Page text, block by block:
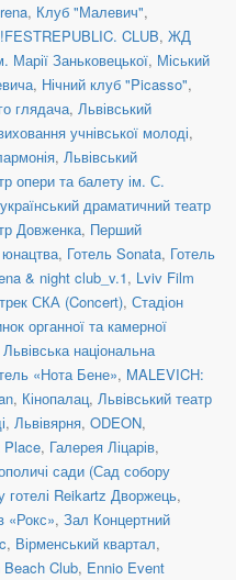
, Клуб "Малевич",
!FESTREPUBLIC. CLUB, ЖД
Марії Заньковецької, Міський
, Нічний клуб "Picasso",
глядача, Львівський
учнівської молоді,
, Львівський
опери та балету ім. С.
драматичний театр
Довженка, Перший
юнацтва, Готель Sonata, Готель
& night club_v.1, Lviv Film
СКА (Concert), Стадіон
органної та камерної
Львівська національна
«Нота Бене», MALEVICH:
, Кінопалац, Львівський театр
, Львівярня, ODEON,
Place, Галерея Ліцарів,
сади (Сад собору
готелі Reikartz Дворжець,
«Рокс», Зал Концертний
, Вірменський квартал,
Club, Ennio Event